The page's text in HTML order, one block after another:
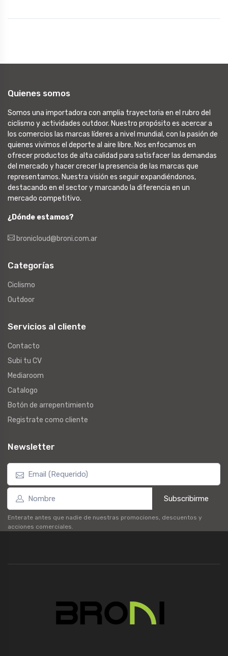
Quienes somos
Somos una importadora con amplia trayectoria en el rubro del
ciclismo y actividades outdoor. Nuestro propósito es acercar a
los comercios las marcas líderes a nivel mundial, con la pasión de
quienes vivimos el deporte al aire libre. Nos enfocamos en
ofrecer productos de alta calidad para satisfacer las demandas
del mercado y hacer crecer la presencia de las marcas que
representamos. Nuestra visión es seguir expandiéndonos,
destacando en el sector y marcando la diferencia en un
mercado competitivo.
¿Dónde estamos?
bronicloud@broni.com.ar
Categorías
Ciclismo
Outdoor
Servicios al cliente
Contacto
Subi tu CV
Mediaroom
Catalogo
Botón de arrepentimiento
Registrate como cliente
Newsletter
Subscribirme
Enterate antes que nadie de nuestras promociones, descuentos y
acciones comerciales.